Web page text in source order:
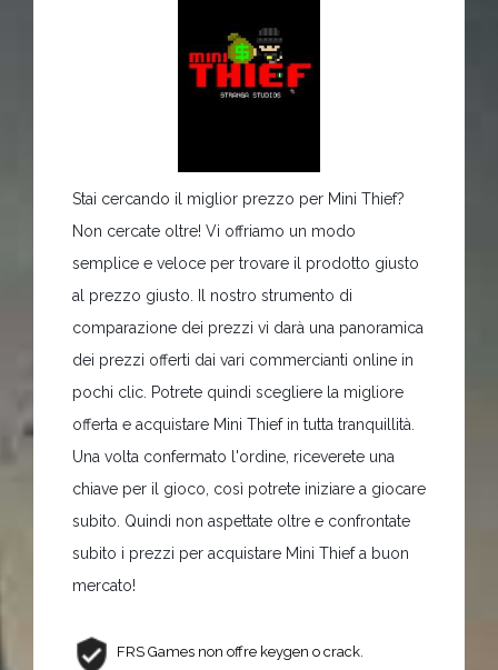
Stai cercando il miglior prezzo per Mini Thief?
Non cercate oltre! Vi offriamo un modo
semplice e veloce per trovare il prodotto giusto
al prezzo giusto. Il nostro strumento di
comparazione dei prezzi vi darà una panoramica
dei prezzi offerti dai vari commercianti online in
pochi clic. Potrete quindi scegliere la migliore
offerta e acquistare Mini Thief in tutta tranquillità.
Una volta confermato l'ordine, riceverete una
chiave per il gioco, così potrete iniziare a giocare
subito. Quindi non aspettate oltre e confrontate
subito i prezzi per acquistare Mini Thief a buon
mercato!
FRS Games non offre keygen o crack.